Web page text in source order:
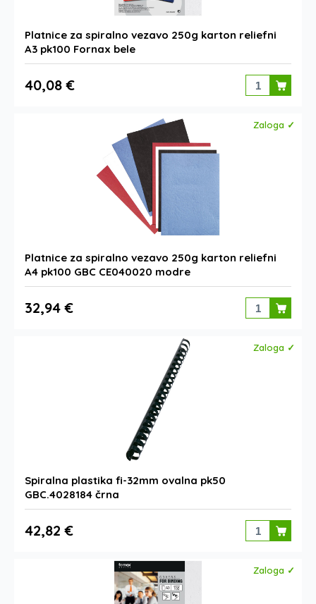
Platnice za spiralno vezavo 250g karton reliefni
A3 pk100 Fornax bele
40,08 €
Zaloga ✓
Platnice za spiralno vezavo 250g karton reliefni
A4 pk100 GBC CE040020 modre
32,94 €
Zaloga ✓
Spiralna plastika fi-32mm ovalna pk50
GBC.4028184 črna
42,82 €
Zaloga ✓